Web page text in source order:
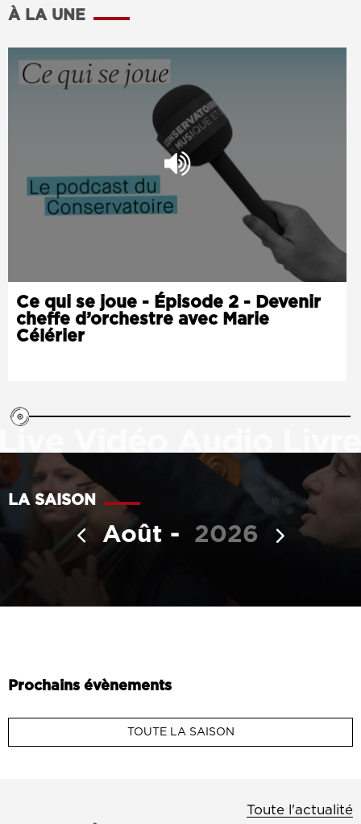
À LA UNE
Ce qui se joue - Épisode 2 - Devenir
cheffe d’orchestre avec Marie
Célérier
Conservatoire,
juin
LA SAISON
Août 2026
Prochains évènements
TOUTE LA SAISON
Toute l'actualité